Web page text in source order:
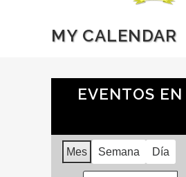
MY CALENDAR
EVENTOS
Mes Semana Día